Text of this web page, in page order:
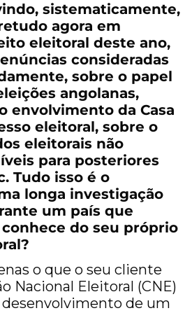
sistematicamente,
agora em
eleitoral deste ano,
consideradas
sobre o papel
angolanas,
envolvimento da Casa
eleitoral, sobre o
eleitorais não
para posteriores
Tudo isso é o
longa investigação
um país que
do seu próprio
o que o seu cliente
Nacional Eleitoral (CNE)
desenvolvimento de um